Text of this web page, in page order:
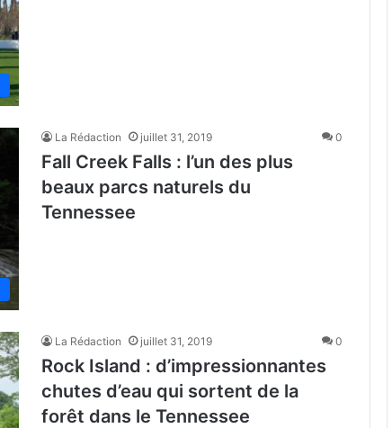
La Rédaction juillet 31, 2019 0
Fall Creek Falls : l’un des plus
beaux parcs naturels du
Tennessee
La Rédaction juillet 31, 2019 0
Rock Island : d’impressionnantes
chutes d’eau qui sortent de la
forêt dans le Tennessee